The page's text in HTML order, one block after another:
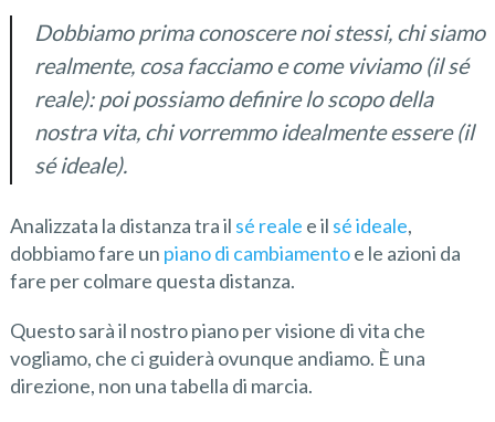
Dobbiamo prima conoscere noi stessi, chi siamo
realmente, cosa facciamo e come viviamo (il sé
reale): poi possiamo definire lo scopo della
nostra vita, chi vorremmo idealmente essere (il
sé ideale).
Analizzata la distanza tra il sé reale e il sé ideale,
dobbiamo fare un piano di cambiamentoe le azioni da
fare per colmare questa distanza.
Questo sarà il nostro piano per visione di vita che
vogliamo, che ci guiderà ovunque andiamo. È una
direzione, non una tabella di marcia.